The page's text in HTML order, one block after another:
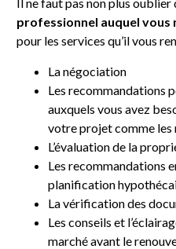
professionnel auquel vous
pour les services qu’il vous
La négociation
Les recommandations
auxquels vous avez
votre projet comme les
L’évaluation de la
Les recommandations
planification
La vérification des
Les conseils et
marché avant le